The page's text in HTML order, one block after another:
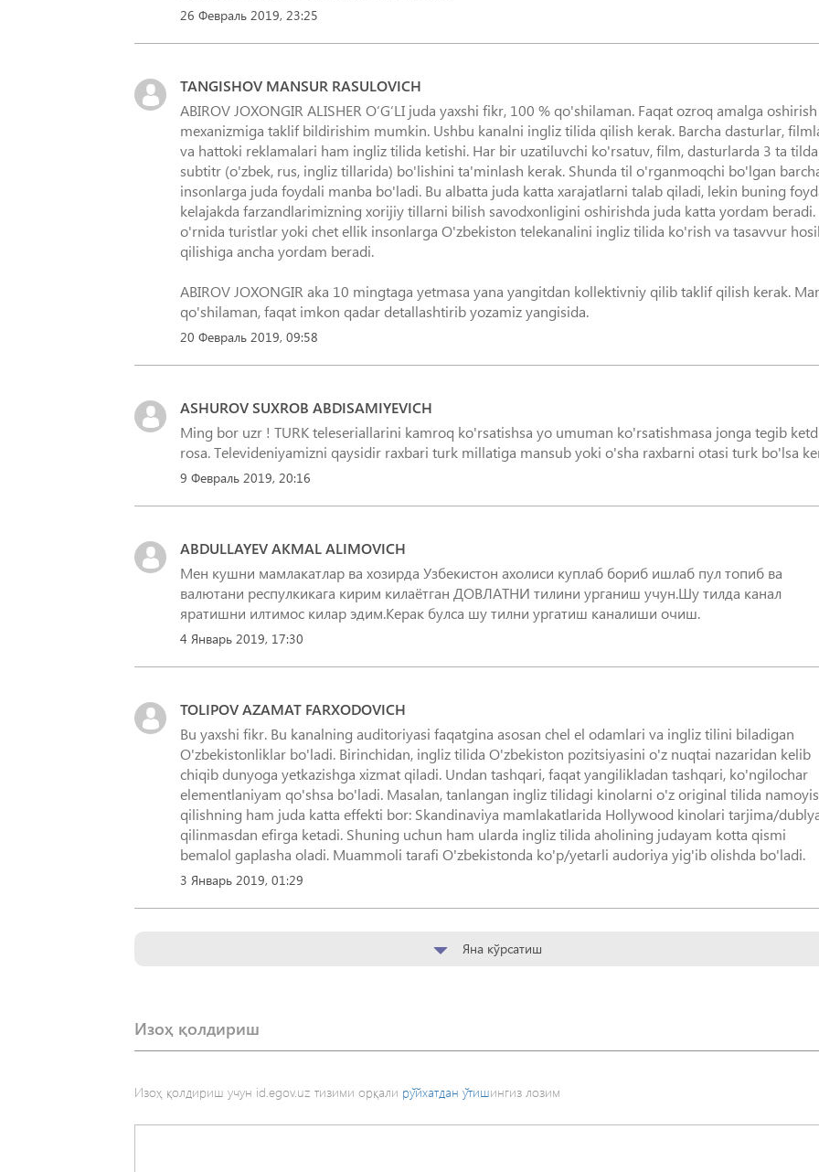
26 Февраль 2019, 23:25
TANGISHOV MANSUR RASULOVICH
ABIROV JOXONGIR ALISHER O‘G‘LI juda yaxshi fikr, 100 % qo'shilaman. Faqat ozroq amalga oshirish
mexanizmiga taklif bildirishim mumkin. Ushbu kanalni ingliz tilida qilish kerak. Barcha dasturlar,
va hattoki reklamalari ham ingliz tilida ketishi. Har bir uzatiluvchi ko'rsatuv, film, dasturlarda 3 ta tilda
subtitr (o'zbek, rus, ingliz tillarida) bo'lishini ta'minlash kerak. Shunda til o'rganmoqchi bo'lgan
insonlarga juda foydali manba bo'ladi. Bu albatta juda katta xarajatlarni talab qiladi, lekin buning
kelajakda farzandlarimizning xorijiy tillarni bilish savodxonligini oshirishda juda katta yordam beradi.
o'rnida turistlar yoki chet ellik insonlarga O'zbekiston telekanalini ingliz tilida ko'rish va tasavvur
qilishiga ancha yordam beradi.
ABIROV JOXONGIR aka 10 mingtaga yetmasa yana yangitdan kollektivniy qilib taklif qilish kerak.
qo'shilaman, faqat imkon qadar detallashtirib yozamiz yangisida.
20 Февраль 2019, 09:58
ASHUROV SUXROB ABDISAMIYEVICH
Ming bor uzr ! TURK teleseriallarini kamroq ko'rsatishsa yo umuman ko'rsatishmasa jonga tegib
9 Февраль 2019, 20:16
ABDULLAYEV AKMAL ALIMOVICH
Мен кушни мамлакатлар ва хозирда Узбекистон ахолиси куплаб бориб ишлаб пул топиб ва
валютани респулкикага кирим килаётган ДОВЛАТНИ тилини урганиш учун.Шу тилда канал
яратишни илтимос килар эдим.Керак булса шу тилни ургатиш каналиши очиш.
4 Январь 2019, 17:30
TOLIPOV AZAMAT FARXODOVICH
Bu yaxshi fikr. Bu kanalning auditoriyasi faqatgina asosan chel el odamlari va ingliz tilini biladigan
O'zbekistonliklar bo'ladi. Birinchidan, ingliz tilida O'zbekiston pozitsiyasini o'z nuqtai nazaridan kelib
chiqib dunyoga yetkazishga xizmat qiladi. Undan tashqari, faqat yangilikladan tashqari, ko'ngilochar
elementlaniyam qo'shsa bo'ladi. Masalan, tanlangan ingliz tilidagi kinolarni o'z original tilida
qilishning ham juda katta effekti bor: Skandinaviya mamlakatlarida Hollywood kinolari tarjima/
qilinmasdan efirga ketadi. Shuning uchun ham ularda ingliz tilida aholining judayam kotta qismi
bemalol gaplasha oladi. Muammoli tarafi O'zbekistonda ko'p/yetarli audoriya yig'ib olishda bo'ladi.
3 Январь 2019, 01:29
Яна кўрсатиш
Изоҳ қолдириш
Изоҳ қолдириш учун id.egov.uz тизими орқали рўйхатдан ўтишингиз лозим